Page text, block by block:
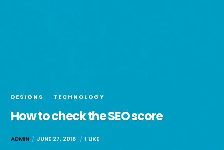
DESIGNS TECHNOLOGY
How to check the SEO score
ADMIN JUNE 27, 2016 1 LIKE